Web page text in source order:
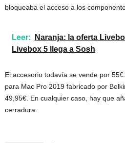
bloqueaba el acceso a los
Leer:
Naranja: la oferta
Livebox 5 llega a Sosh
El accesorio todavía se vende por
para Mac Pro 2019 fabricado por
49,95€. En cualquier caso, hay que
cerradura.